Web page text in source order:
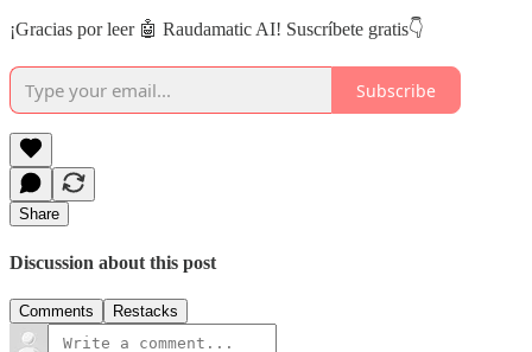
¡Gracias por leer 🤖 Raudamatic AI! Suscríbete gratis👇
Subscribe
Share
Discussion about this post
Comments Restacks